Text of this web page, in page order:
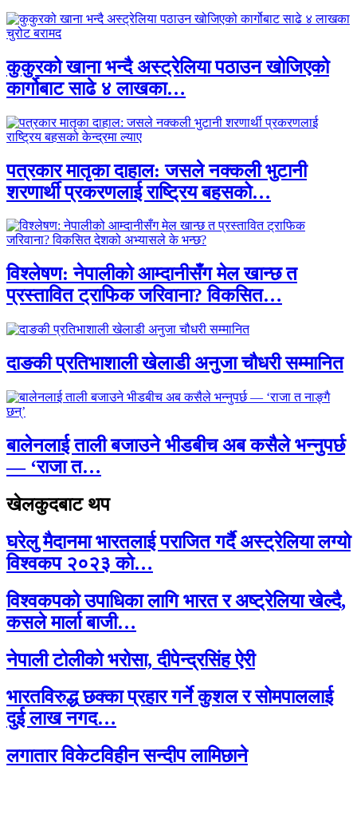
कुकुरको खाना भन्दै अस्ट्रेलिया पठाउन खोजिएको
कार्गोबाट साढे ४ लाखका…
पत्रकार मातृका दाहाल: जसले नक्कली भुटानी
शरणार्थी प्रकरणलाई राष्ट्रिय बहसको…
विश्लेषण: नेपालीको आम्दानीसँग मेल खान्छ त
प्रस्तावित ट्राफिक जरिवाना? विकसित…
दाङकी प्रतिभाशाली खेलाडी अनुजा चौधरी सम्मानित
बालेनलाई ताली बजाउने भीडबीच अब कसैले भन्नुपर्छ
— ‘राजा त…
खेलकुदबाट थप
घरेलु मैदानमा भारतलाई पराजित गर्दै अस्ट्रेलिया लग्यो
विश्वकप २०२३ को…
विश्वकपको उपाधिका लागि भारत र अष्ट्रेलिया खेल्दै,
कसले मार्ला बाजी…
नेपाली टोलीको भरोसा, दीपेन्द्रसिंह ऐरी
भारतविरुद्ध छक्का प्रहार गर्ने कुशल र सोमपाललाई
दुई लाख नगद…
लगातार विकेटविहीन सन्दीप लामिछाने